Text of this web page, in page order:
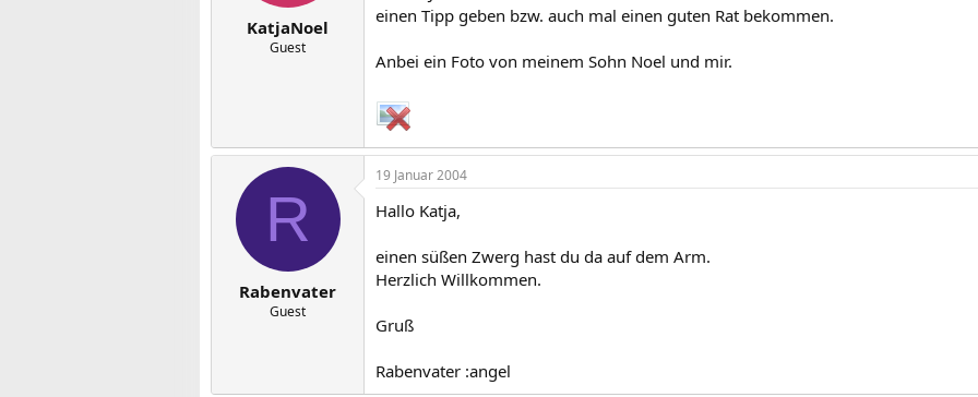
a
KatjaNoel
Guest
einen Tipp geben bzw. auch mal einen guten Rat bekommen.
Anbei ein Foto von meinem Sohn Noel und mir.
R
Rabenvater
Guest
19 Januar 2004
Hallo Katja,
einen süßen Zwerg hast du da auf dem Arm.
Herzlich Willkommen.
Gruß
Rabenvater :angel